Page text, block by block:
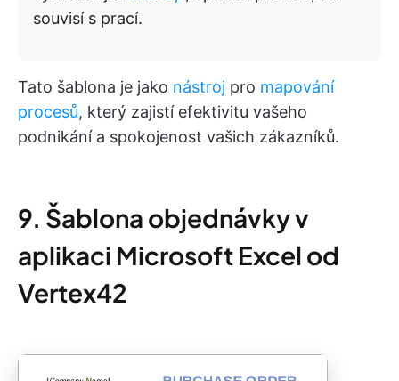
souvisí s prací.
Tato šablona je jako nástroj pro mapování
procesů, který zajistí efektivitu vašeho
podnikání a spokojenost vašich zákazníků.
9. Šablona objednávky v
aplikaci Microsoft Excel od
Vertex42